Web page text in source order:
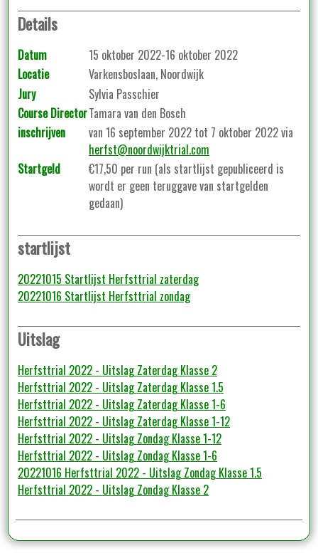
Details
Datum
15 oktober 2022-16 oktober 2022
Locatie
Varkensboslaan, Noordwijk
Jury
Sylvia Passchier
Course DirectorTamara van den Bosch
inschrijven
van 16 september 2022 tot 7 oktober 2022 via
herfst@noordwijktrial.com
Startgeld
€17,50 per run (als startlijst gepubliceerd is
wordt er geen teruggave van startgelden
gedaan)
startlijst
20221015 Startlijst Herfsttrial zaterdag
20221016 Startlijst Herfsttrial zondag
Uitslag
Herfsttrial 2022 - Uitslag Zaterdag Klasse 2
Herfsttrial 2022 - Uitslag Zaterdag Klasse 1.5
Herfsttrial 2022 - Uitslag Zaterdag Klasse 1-6
Herfsttrial 2022 - Uitslag Zaterdag Klasse 1-12
Herfsttrial 2022 - Uitslag Zondag Klasse 1-12
Herfsttrial 2022 - Uitslag Zondag Klasse 1-6
20221016 Herfsttrial 2022 - Uitslag Zondag Klasse 1.5
Herfsttrial 2022 - Uitslag Zondag Klasse 2